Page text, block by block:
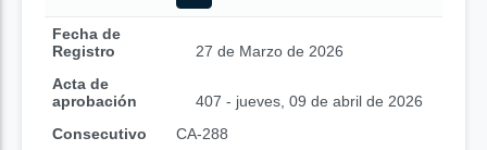
Fecha de
Registro
27 de Marzo de 2026
Acta de
aprobación
407 - jueves, 09 de abril de 2026
Consecutivo
CA-288